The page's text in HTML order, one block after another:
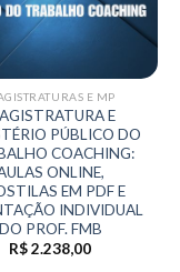
E MP
E
PÚBLICO DO
COACHING:
ONLINE,
EM PDF E
INDIVIDUAL
DO PROF. FMB
R$2.238,00